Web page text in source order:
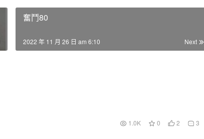
c
e
奮鬥80
Next
2022 年 11 月 26 日 am 6:10
1.0K 0 2 3